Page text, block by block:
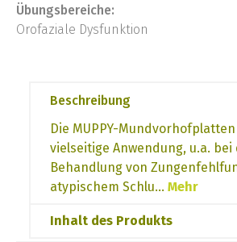
Übungsbereiche:
Orofaziale Dysfunktion
Beschreibung
Die MUPPY-
vielseitige Anwendung, u.a. bei
Behandlung von
atypischem Schlu… Mehr
Inhalt des Produkts